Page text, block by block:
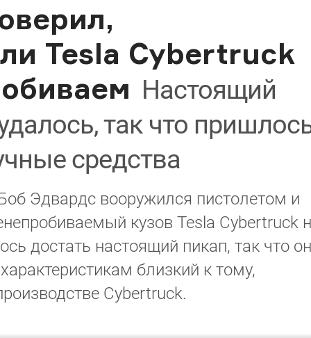
Tesla Cybertruck
Настоящий
так что
средства
Эдвардс вооружился пистолетом и
кузов Tesla Cybertruck
достать настоящий пикап, так что он
близкий к тому,
Cybertruck.